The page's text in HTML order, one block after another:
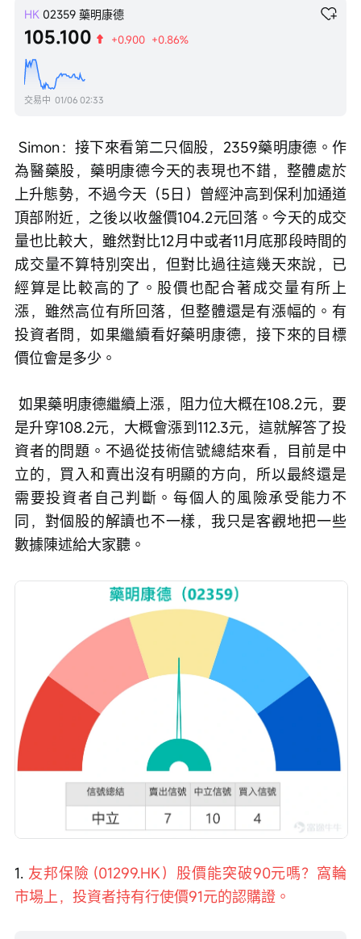
HK 02359 藥明康德
105.100 +0.900 +0.86%
交易中 01/06 02:33
Simon：接下來看第二只個股，2359藥明康德。作
為醫藥股，藥明康德今天的表現也不錯，整體處於
上升態勢，不過今天（5日）曾經沖高到保利加通道
頂部附近，之後以收盤價104.2元回落。今天的成交
量也比較大，雖然對比12月中或者11月底那段時間的
成交量不算特別突出，但對比過往這幾天來說，已
經算是比較高的了。股價也配合著成交量有所上
漲，雖然高位有所回落，但整體還是有漲幅的。有
投資者問，如果繼續看好藥明康德，接下來的目標
價位會是多少。
如果藥明康德繼續上漲，阻力位大概在108.2元，要
是升穿108.2元，大概會漲到112.3元，這就解答了投
資者的問題。不過從技術信號總結來看，目前是中
立的，買入和賣出沒有明顯的方向，所以最終還是
需要投資者自己判斷。每個人的風險承受能力不
同，對個股的解讀也不一樣，我只是客觀地把一些
數據陳述給大家聽。
1. 友邦保險 (01299.HK）股價能突破90元嗎？窩輪
市場上，投資者持有行使價91元的認購證。